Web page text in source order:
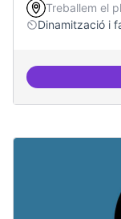
Treballem el
Dinamització i